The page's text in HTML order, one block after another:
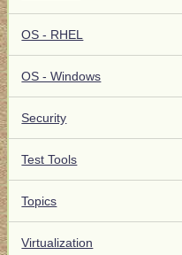
OS - RHEL
OS - Windows
Security
Test Tools
Topics
Virtualization